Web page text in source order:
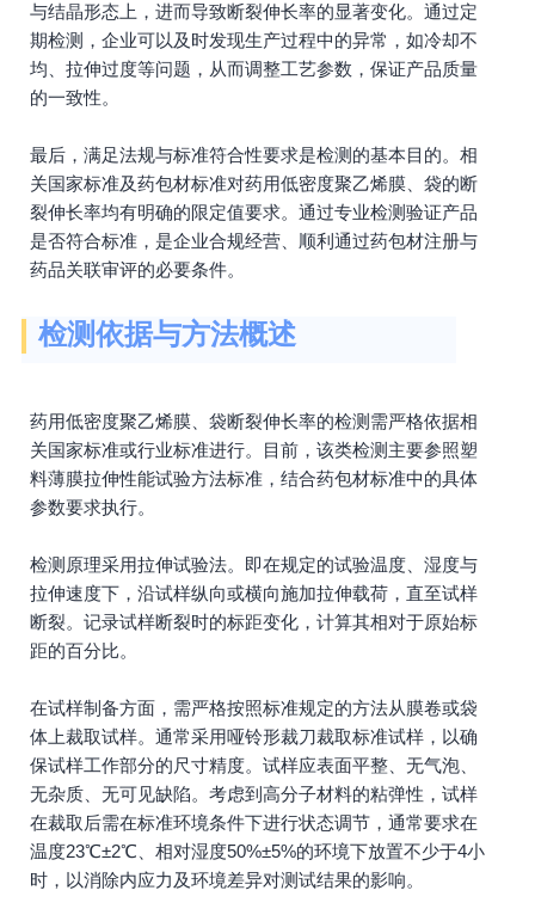
与结晶形态上，进而导致断裂伸长率的显著变化。通过定
期检测，企业可以及时发现生产过程中的异常，如冷却不
均、拉伸过度等问题，从而调整工艺参数，保证产品质量
的一致性。
最后，满足法规与标准符合性要求是检测的基本目的。相
关国家标准及药包材标准对药用低密度聚乙烯膜、袋的断
裂伸长率均有明确的限定值要求。通过专业检测验证产品
是否符合标准，是企业合规经营、顺利通过药包材注册与
药品关联审评的必要条件。
检测依据与方法概述
药用低密度聚乙烯膜、袋断裂伸长率的检测需严格依据相
关国家标准或行业标准进行。目前，该类检测主要参照塑
料薄膜拉伸性能试验方法标准，结合药包材标准中的具体
参数要求执行。
检测原理采用拉伸试验法。即在规定的试验温度、湿度与
拉伸速度下，沿试样纵向或横向施加拉伸载荷，直至试样
断裂。记录试样断裂时的标距变化，计算其相对于原始标
距的百分比。
在试样制备方面，需严格按照标准规定的方法从膜卷或袋
体上裁取试样。通常采用哑铃形裁刀裁取标准试样，以确
保试样工作部分的尺寸精度。试样应表面平整、无气泡、
无杂质、无可见缺陷。考虑到高分子材料的粘弹性，试样
在裁取后需在标准环境条件下进行状态调节，通常要求在
温度23℃±2℃、相对湿度50%±5%的环境下放置不少于4小
时，以消除内应力及环境差异对测试结果的影响。